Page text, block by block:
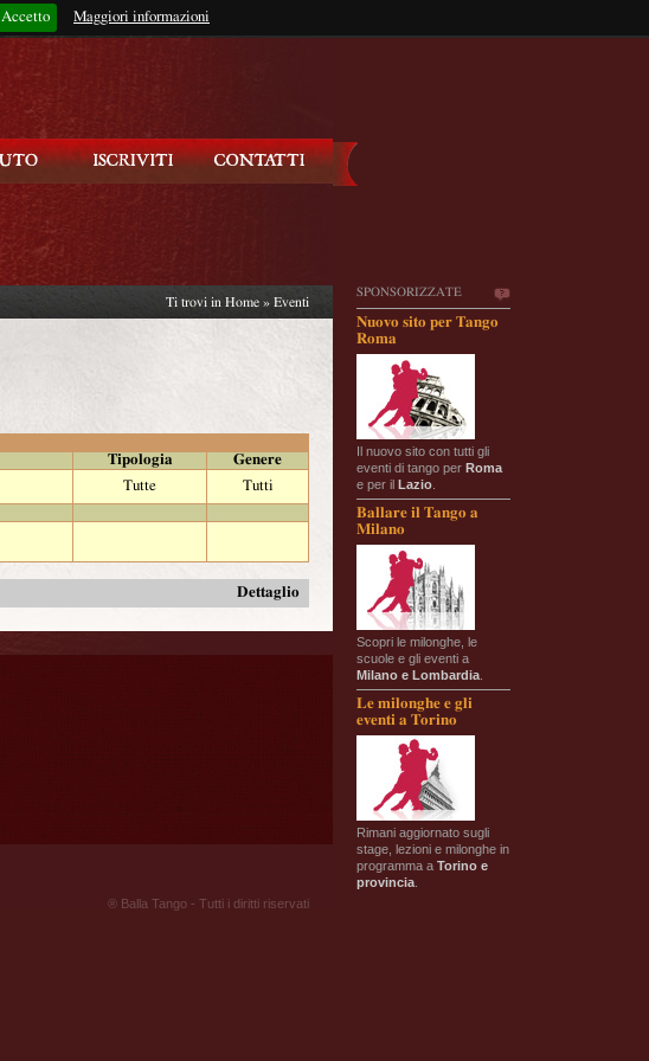
Accetto Maggiori informazioni
Rimani connesso?
SPONSORIZZATE
Nuovo sito per Tango
Roma
Il nuovo sito con tutti gli
eventi di tango per Roma
e per il Lazio
Ballare il Tango a
Milano
Scopri le milonghe, le
scuole e gli eventi a
Milano e Lombardia
Le milonghe e gli
eventi a Torino
Rimani aggiornato sugli
stage, lezioni e milonghe in
programma a Torino e
provincia
Ti trovi in Home » Eventi
Tipologia
Genere
Tutte
Tutti
Dettaglio
® Balla Tango - Tutti i diritti riservati